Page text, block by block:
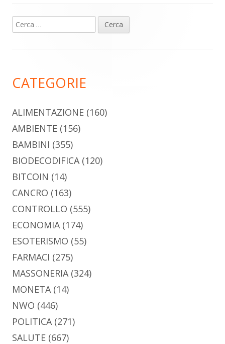
Barra
laterale
Ricerca
per:
CATEGORIE
ALIMENTAZIONE (160)
AMBIENTE (156)
BAMBINI (355)
BIODECODIFICA(120)
BITCOIN (14)
CANCRO (163)
CONTROLLO (555)
ECONOMIA(174)
ESOTERISMO (55)
FARMACI (275)
MASSONERIA(324)
MONETA(14)
NWO (446)
POLITICA(271)
SALUTE (667)